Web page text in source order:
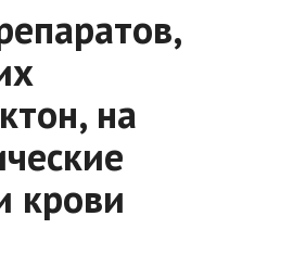
на
крови